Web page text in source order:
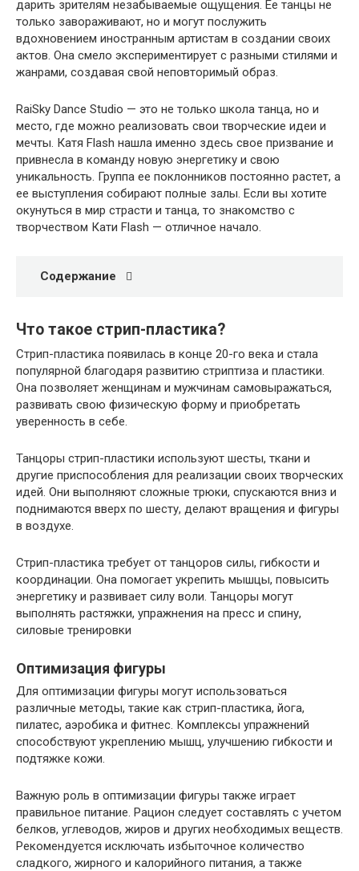
дарить зрителям незабываемые ощущения. Ее танцы не
только завораживают, но и могут послужить
вдохновением иностранным артистам в создании своих
актов. Она смело экспериментирует с разными стилями и
жанрами, создавая свой неповторимый образ.
RaiSky Dance Studio — это не только школа танца, но и
место, где можно реализовать свои творческие идеи и
мечты. Катя Flash нашла именно здесь свое призвание и
привнесла в команду новую энергетику и свою
уникальность. Группа ее поклонников постоянно растет, а
ее выступления собирают полные залы. Если вы хотите
окунуться в мир страсти и танца, то знакомство с
творчеством Кати Flash — отличное начало.
Содержание
Что такое стрип-пластика?
Стрип-пластика появилась в конце 20-го века и стала
популярной благодаря развитию стриптиза и пластики.
Она позволяет женщинам и мужчинам самовыражаться,
развивать свою физическую форму и приобретать
уверенность в себе.
Танцоры стрип-пластики используют шесты, ткани и
другие приспособления для реализации своих творческих
идей. Они выполняют сложные трюки, спускаются вниз и
поднимаются вверх по шесту, делают вращения и фигуры
в воздухе.
Стрип-пластика требует от танцоров силы, гибкости и
координации. Она помогает укрепить мышцы, повысить
энергетику и развивает силу воли. Танцоры могут
выполнять растяжки, упражнения на пресс и спину,
силовые тренировки
Оптимизация фигуры
Для оптимизации фигуры могут использоваться
различные методы, такие как стрип-пластика, йога,
пилатес, аэробика и фитнес. Комплексы упражнений
способствуют укреплению мышц, улучшению гибкости и
подтяжке кожи.
Важную роль в оптимизации фигуры также играет
правильное питание. Рацион следует составлять с учетом
белков, углеводов, жиров и других необходимых веществ.
Рекомендуется исключать избыточное количество
сладкого, жирного и калорийного питания, а также